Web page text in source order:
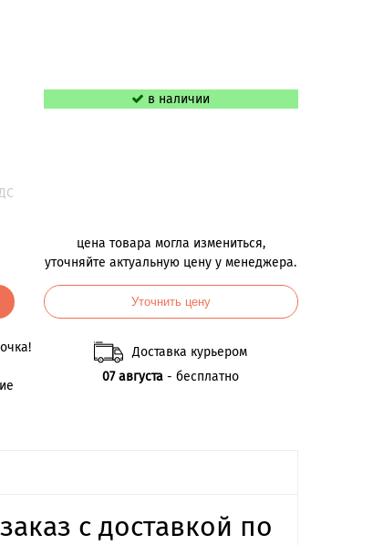
в наличии
цена товара могла измениться,
уточняйте актуальную цену у менеджера.
Уточнить цену
Доставка курьером
07 августа - бесплатно
с доставкой по